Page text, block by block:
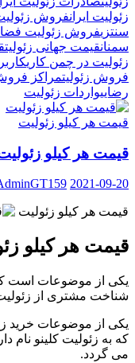
زئولیت ایرانفروش
سنتزیفروش زئولیت
سمنانقیمت جهانی زئولیت
زئولیت در چمن کاری
فروش زئولیتمراکز
رضاییواردات زئولیت
قیمت هر کیلو زئولیت
قیمت هر کیلو
2021-09-20
قیمت هر کیلو زئولیت
قیمت هر کیلو
یکی از موضوعات است که
شناخت مشتری از زئولیت
یکی از موضوعات خرید زئولیت
که به زئولیت کلینو
می گردد.